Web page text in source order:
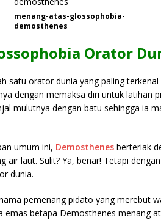
menang-atas-glossophobia-
demosthenes
Orator
satu orator dunia yang paling terkenal
dengan memaksa diri untuk latihan
mulutnya dengan batu sehingga ia
umum ini, Demosthenes berteriak
air laut. Sulit? Ya, benar! Tetapi
dunia.
pemenang pidato yang merebut
emas betapa Demosthenes menang